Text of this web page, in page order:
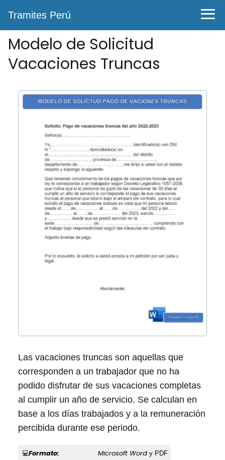
0%
Tramites Perú
Modelo de Solicitud
Vacaciones Truncas
Las vacaciones truncas son aquellas que
corresponden a un trabajador que no ha
podido disfrutar de sus vacaciones completas
al cumplir un año de servicio. Se calculan en
base a los días trabajados y a la remuneración
percibida durante ese periodo.
💻Formato: Microsoft Wordy PDF